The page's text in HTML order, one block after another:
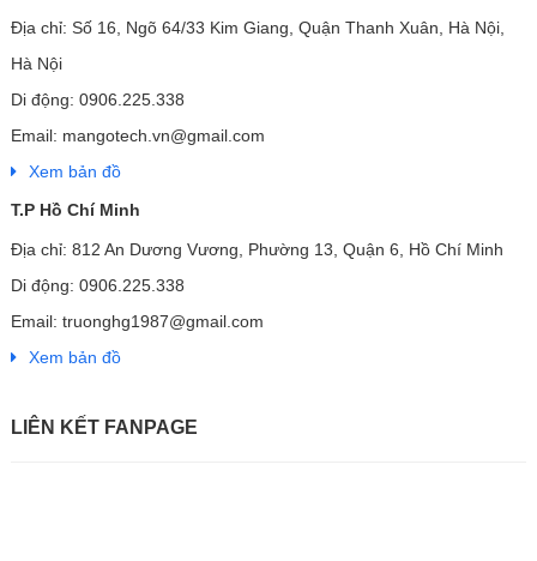
Địa chỉ: Số 16, Ngõ 64/33 Kim Giang, Quận Thanh Xuân, Hà Nội,
Hà Nội
Di động: 0906.225.338
Email: mangotech.vn@gmail.com
Xem bản đồ
T.P Hồ Chí Minh
Địa chỉ: 812 An Dương Vương, Phường 13, Quận 6, Hồ Chí Minh
Di động: 0906.225.338
Email: truonghg1987@gmail.com
Xem bản đồ
LIÊN KẾT FANPAGE